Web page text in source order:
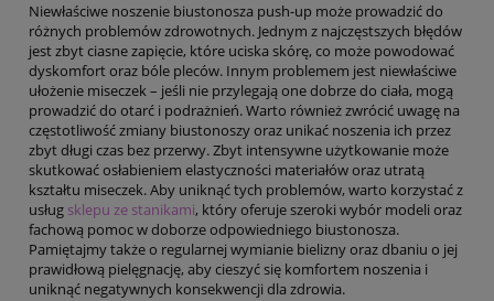
Niewłaściwe noszenie biustonosza push-up może prowadzić do
różnych problemów zdrowotnych. Jednym z najczęstszych błędów
jest zbyt ciasne zapięcie, które uciska skórę, co może powodować
dyskomfort oraz bóle pleców. Innym problemem jest niewłaściwe
ułożenie miseczek – jeśli nie przylegają one dobrze do ciała, mogą
prowadzić do otarć i podrażnień. Warto również zwrócić uwagę na
częstotliwość zmiany biustonoszy oraz unikać noszenia ich przez
zbyt długi czas bez przerwy. Zbyt intensywne użytkowanie może
skutkować osłabieniem elastyczności materiałów oraz utratą
kształtu miseczek. Aby uniknąć tych problemów, warto korzystać z
usług sklepu ze stanikami, który oferuje szeroki wybór modeli oraz
fachową pomoc w doborze odpowiedniego biustonosza.
Pamiętajmy także o regularnej wymianie bielizny oraz dbaniu o jej
prawidłową pielęgnację, aby cieszyć się komfortem noszenia i
uniknąć negatywnych konsekwencji dla zdrowia.